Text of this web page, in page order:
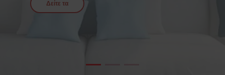
Δείτε τα